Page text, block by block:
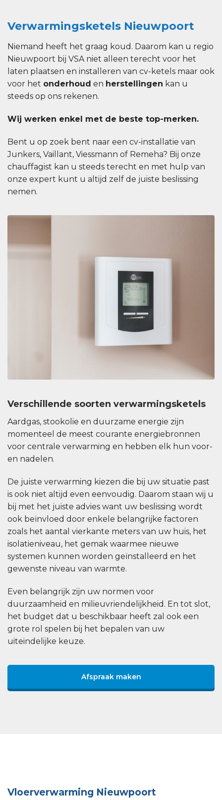
Verwarmingsketels Nieuwpoort
Niemand heeft het graag koud. Daarom kan u regio
Nieuwpoort bij VSA niet alleen terecht voor het
laten plaatsen en installeren van cv-ketels maar ook
voor het onderhoud en herstellingen kan u
steeds op ons rekenen.
Wij werken enkel met de beste top-merken.
Bent u op zoek bent naar een cv-installatie van
Junkers, Vaillant, Viessmann of Remeha? Bij onze
chauffagist kan u steeds terecht en met hulp van
onze expert kunt u altijd zelf de juiste beslissing
nemen.
Verschillende soorten verwarmingsketels
Aardgas, stookolie en duurzame energie zijn
momenteel de meest courante energiebronnen
voor centrale verwarming en hebben elk hun voor-
en nadelen.
De juiste verwarming kiezen die bij uw situatie past
is ook niet altijd even eenvoudig. Daarom staan wij u
bij met het juiste advies want uw beslissing wordt
ook beïnvloed door enkele belangrijke factoren
zoals het aantal vierkante meters van uw huis, het
isolatieniveau, het gemak waarmee nieuwe
systemen kunnen worden geïnstalleerd en het
gewenste niveau van warmte.
Even belangrijk zijn uw normen voor
duurzaamheid en milieuvriendelijkheid. En tot slot,
het budget dat u beschikbaar heeft zal ook een
grote rol spelen bij het bepalen van uw
uiteindelijke keuze.
Afspraak maken
Vloerverwarming Nieuwpoort